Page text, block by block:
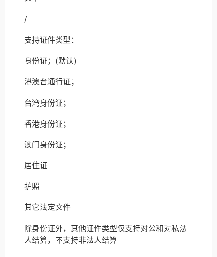
/
支持证件类型：
身份证；(默认)
港澳台通行证；
台湾身份证；
香港身份证；
澳门身份证；
居住证
护照
其它法定文件
除身份证外，其他证件类型仅支持对公和对私法
人结算，不支持非法人结算